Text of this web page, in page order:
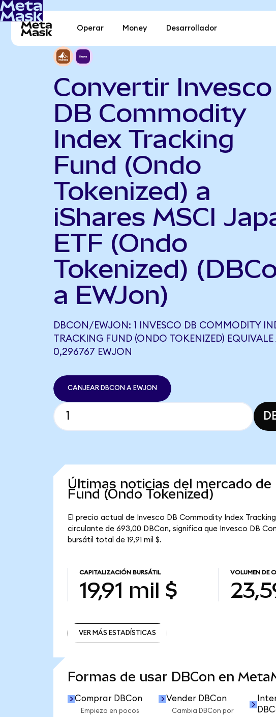
Operar Money Desarrollador
Convertir Invesco
DB Commodity
Index Tracking
Fund (Ondo
Tokenized) a
iShares MSCI
ETF (Ondo
Tokenized)
a EWJon)
DBCON/EWJON: 1 INVESCO DB COMMODITY
TRACKING FUND (ONDO TOKENIZED) EQUIVALE
0,296767 EWJON
CANJEAR DBCON A EWJON
Últimas noticias del mercado
Fund (Ondo Tokenized)
El precio actual de Invesco DB Commodity Index
circulante de 693,00 DBCon, significa que Invesco DB
bursátil total de 19,91 mil $.
CAPITALIZACIÓN BURSÁTIL
19,91 mil $
VOLUMEN DE
VER MÁS ESTADÍSTICAS
Formas de usar DBCon en
Comprar DBCon
Empieza en pocos
Vender DBCon
Cambia DBCon por